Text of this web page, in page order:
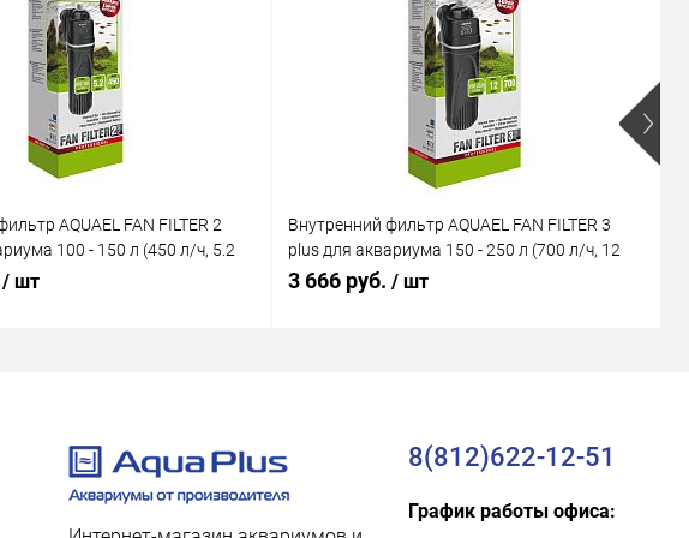
AQUAEL FAN FILTER 2
100 - 150 л (450 л/ч, 5.2
/ шт
Внутренний фильтр AQUAEL FAN FILTER 3
plus для аквариума 150 - 250 л (700 л/ч, 12
Вт)
3 666 руб. / шт
8(812)622-12-51
График работы офиса: